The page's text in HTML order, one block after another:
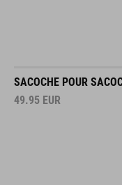
SACOCHE POUR
49.95 EUR